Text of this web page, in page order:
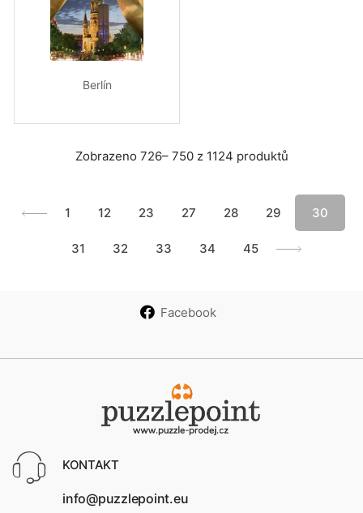
Berlín
Zobrazeno 726– 750 z 1124 produktů
1 12 23 27 28 29 30
31 32 33 34 45
Facebook
KONTAKT
info@puzzlepoint.eu